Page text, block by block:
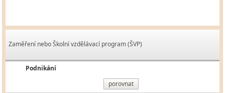
Zaměření nebo Školní vzdělávací program (ŠVP)
Podnikání
porovnat